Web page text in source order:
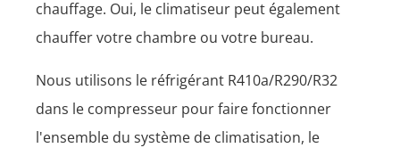
chauffage. Oui, le climatiseur peut également
chauffer votre chambre ou votre bureau.
Nous utilisons le réfrigérant R410a/R290/R32
dans le compresseur pour faire fonctionner
l'ensemble du système de climatisation, le